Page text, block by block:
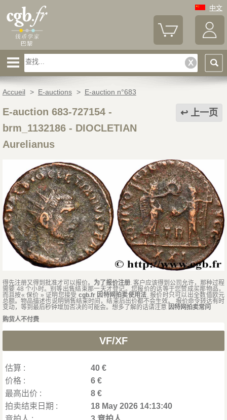
中文
Accueil > E-auctions > E-auction n°683
上一页
E-auction 683-727154 -
brm_1132186- DIOCLETIAN
Aurelianus
得先注册又得到批准才可以报价。 为了报价注册 . 客户应该得到公司允许，那种过程
需要 48 个小时。别等出售结束那一天才登记。您报价的话等于您赞成买那物品，
而且按« 保价 » 证明您接受 cgb.fr 因特网拍卖使用法 . 报价时只可以出全数值欧元
总额。物品描述也说明销售结束时间，结束后出价都不会生效。 报价命令转达有时
变动，等到最后秒钟增加否决的可能会。想多了解的话请注意 因特网拍卖常问
购货人不付费
VF/XF
估算 :
40 €
价格 :
6 €
最高出价 :
8 €
拍卖结束日期 :
18 May 2026 14:13:40